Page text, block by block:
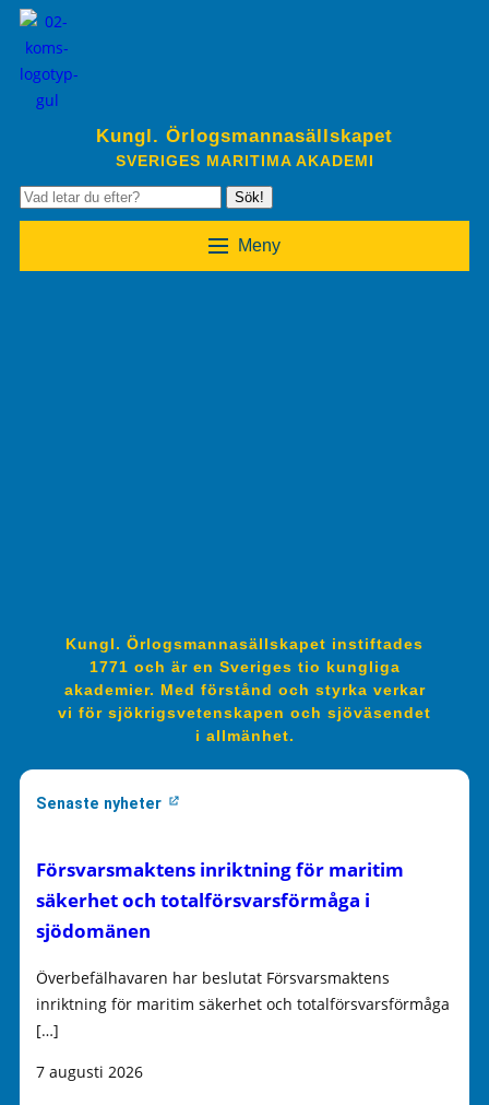
Kungl. Örlogsmannasällskapet
SVERIGES MARITIMA AKADEMI
Sök!
Meny
Kungl. Örlogsmannasällskapet instiftades
1771 och är en Sveriges tio kungliga
akademier. Med förstånd och styrka verkar
vi för sjökrigsvetenskapen och sjöväsendet
i allmänhet.
Senaste nyheter
Försvarsmaktens inriktning för maritim
säkerhet och totalförsvarsförmåga i
sjödomänen
Överbefälhavaren har beslutat Försvarsmaktens
inriktning för maritim säkerhet och totalförsvarsförmåga
[…]
7 augusti 2026